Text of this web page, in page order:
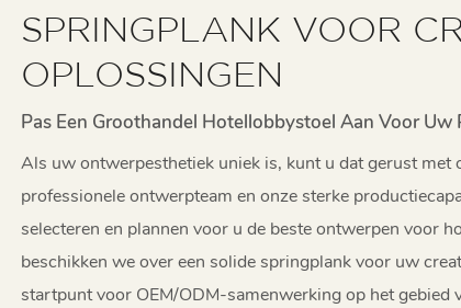
SPRINGPLANK VOOR
OPLOSSINGEN
Pas Een Groothandel Hotellobbystoel Aan Voor Uw
Als uw ontwerpesthetiek uniek is, kunt u dat gerust met
professionele ontwerpteam en onze sterke
selecteren en plannen voor u de beste ontwerpen voor
beschikken we over een solide springplank voor uw
startpunt voor OEM/ODM-samenwerking op het gebied